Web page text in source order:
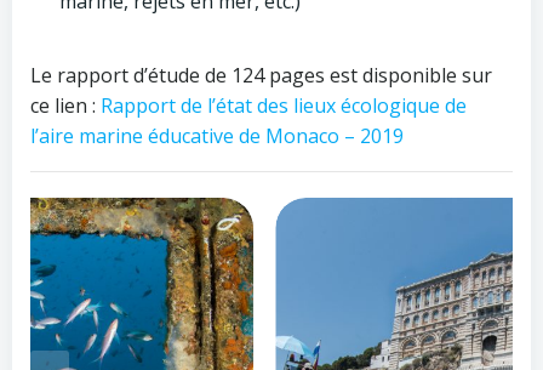
Le rapport d’étude de 124 pages est disponible sur
ce lien : Rapport de l’état des lieux écologique de
l’aire marine éducative de Monaco – 2019